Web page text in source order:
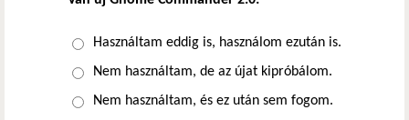
Választások
Használtam eddig is, használom ezután is.
Nem használtam, de az újat kipróbálom.
Nem használtam, és ez után sem fogom.